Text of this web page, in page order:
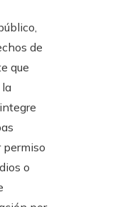
de
que
la
permiso
o